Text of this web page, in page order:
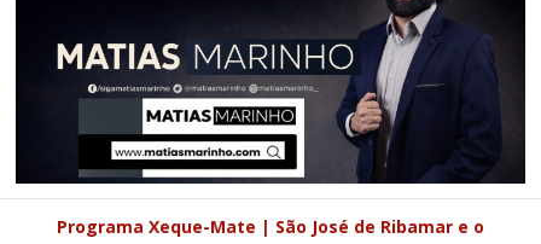
Programa Xeque-Mate | São José de Ribamar e o